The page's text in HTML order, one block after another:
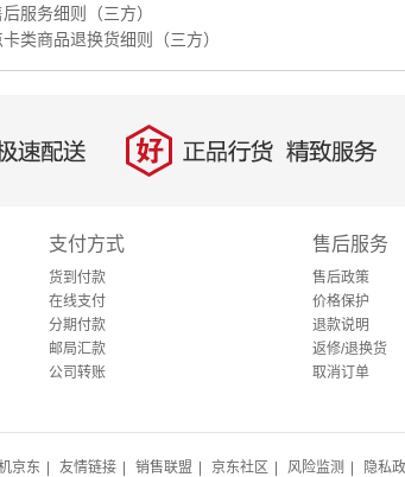
服务细则（三方）
类商品退换货细则（三方）
配送 好 正品行货，精致服务
支付方式
货到付款
在线支付
分期付款
邮局汇款
公司转账
售后服务
售后政策
价格保护
退款说明
返修/退换货
取消订单
京东 友情链接 销售联盟 京东社区 风险监测 隐私